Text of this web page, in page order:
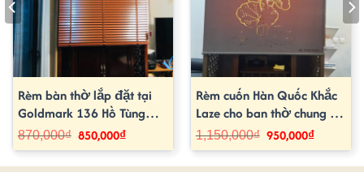
Rèm bàn thờ lắp đặt tại
Goldmark 136 Hồ Tùng
Mậu
870,000₫ Giá
gốc
là:
870,000₫.
850,000₫Giá
tại
là:
Rèm cuốn Hàn Quốc Khắc
Laze cho ban thờ chung cư
đẹp
1,150,000₫ Giá
gốc
là:
1,150,000₫.
950,000₫Giá
tại
là: